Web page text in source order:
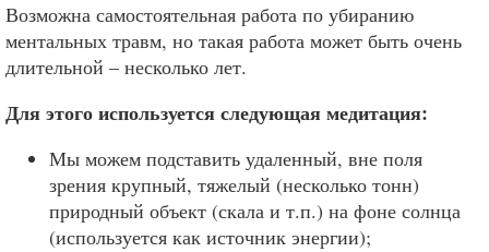
Возможна самостоятельная работа по убиранию
ментальных травм, но такая работа может быть очень
длительной – несколько лет.
Для этого используется следующая медитация:
Мы можем подставить удаленный, вне поля
зрения крупный, тяжелый (несколько тонн)
природный объект (скала и т.п.) на фоне солнца
(используется как источник энергии);